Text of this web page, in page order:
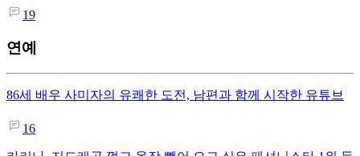
19
연예
86세 배우 사미자의 유쾌한 도전, 남편과 함께 시작한 유튜브
16